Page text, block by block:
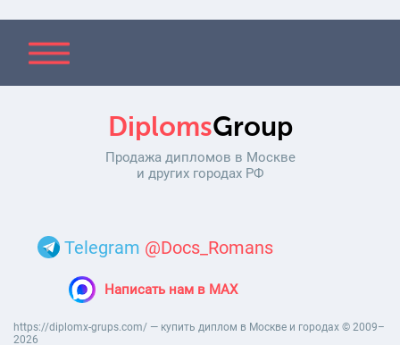
DiplomsGroup
Продажа дипломов в Москве
и других городах РФ
Telegram @Docs_Romans
Написать нам в MAX
https://diplomx-grups.com/ — купить диплом в Москве и городах © 2009–
2026